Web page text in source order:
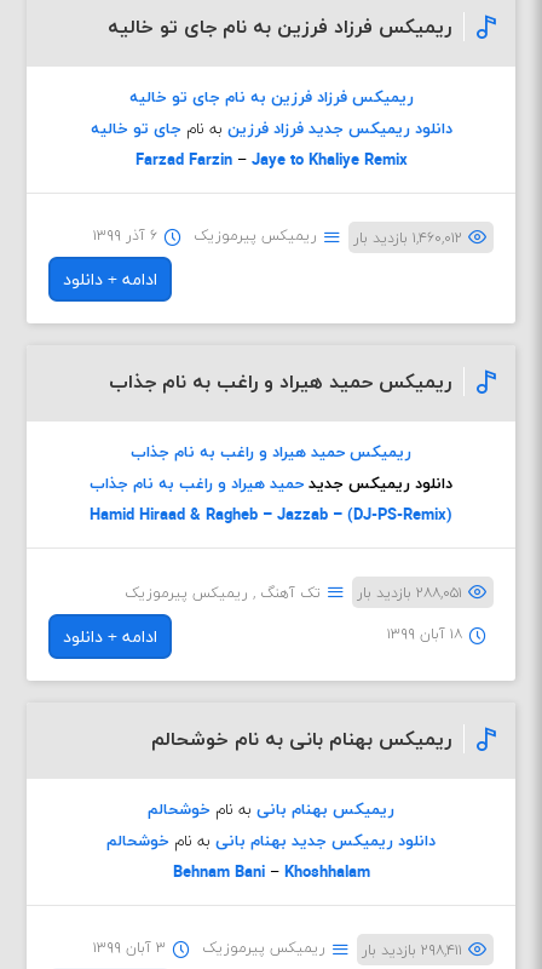
ریمیکس فرزاد فرزین به نام جای تو خالیه
ریمیکس فرزاد فرزین به نام جای تو خالیه
دانلود ریمیکس جدید فرزاد فرزین به نام جای تو خالیه
Farzad Farzin– Jaye to Khaliye Remix
۱,۴۶۰,۰۱۲ بازدید بار ریمیکس پیرموزیک ۶ آذر ۱۳۹۹
ادامه + دانلود
ریمیکس حمید هیراد و راغب به نام جذاب
ریمیکس حمید هیراد و راغب به نام جذاب
دانلود ریمیکس جدید حمید هیراد و راغب به نام جذاب
Hamid Hiraad & Ragheb – Jazzab – (DJ-PS-Remix)
۲۸۸,۰۵۱ بازدید بار تک آهنگ , ریمیکس پیرموزیک
۱۸ آبان ۱۳۹۹ ادامه + دانلود
ریمیکس بهنام بانی به نام خوشحالم
ریمیکس بهنام بانی به نام خوشحالم
دانلود ریمیکس جدید بهنام بانی به نام خوشحالم
Behnam Bani– Khoshhalam
۲۹۸,۴۱۱ بازدید بار ریمیکس پیرموزیک ۳ آبان ۱۳۹۹